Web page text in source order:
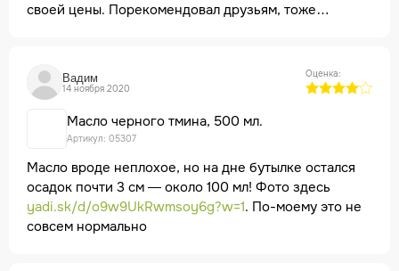
своей цены. Порекомендовал друзьям, тоже
Вадим
14 ноября 2020
Оценка:
Масло черного тмина, 500 мл.
Артикул: 05307
Масло вроде неплохое, но на дне бутылке остался
осадок почти 3 см — около 100 мл! Фото здесь
yadi.sk/d/o9w9UkRwmsoy6g?w=1. По-моему это не
совсем нормально